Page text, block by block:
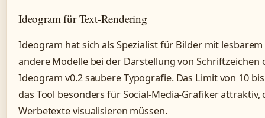
Ideogram für Text-Rendering
Ideogram hat sich als Spezialist für Bilder mit
andere Modelle bei der Darstellung von
Ideogram v0.2 saubere Typografie. Das Limit von 10
das Tool besonders für Social-Media-Grafiker attraktiv,
Werbetexte visualisieren müssen.